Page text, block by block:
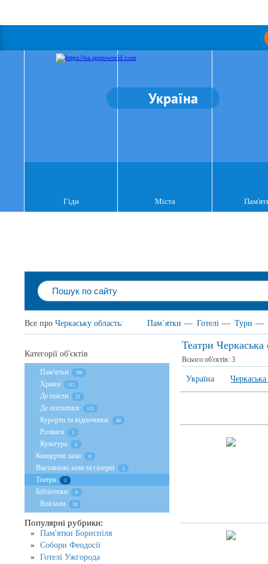
Україна
Гіди Міста
Все про Черкаську область: Пам`ятки — Готелі — Тури —
Театри Черкаська
Всього об'єктів: 3
Україна Черкаська
Категорії об'єктів
Пам'ятки 290
Храми 112
Де поїсти 22
Де оселитися 115
Курорти та відпочинок 49
Розваги 3
Культура 4
Концертні зали 0
Виставкові зали та галереї 1
Театри 3
Бібліотеки 0
Вокзали 18
Популярні рубрики:
Пам'ятки Бориспіля
Собори Феодосії
Готелі Ужгорода